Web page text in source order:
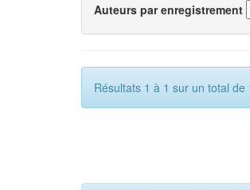
Auteurs par enregistrement
Résultats 1 à 1 sur un total de